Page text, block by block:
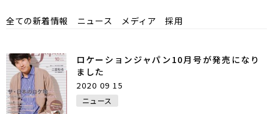
全ての新着情報 ニュース メディア 採用
ロケーションジャパン10月号が発売になり
ました
2020 09 15
ニュース